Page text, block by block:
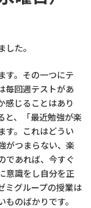
た。
す。その一つにテ
毎回週テストがあ
感じることはあり
と、「最近勉強が楽
す。これはどうい
がつまらない、楽
であれば、今すぐ
意識をし自分を正
ミグループの授業は
のばかりです。